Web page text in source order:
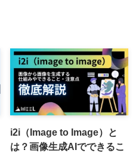
i2i（Image to Image）と
は？画像生成AIでできるこ